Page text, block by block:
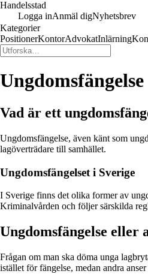
Handelsstad
Logga inAnmäl digNyhetsbrev
Kategorier
PositionerKontorAdvokatInlärning
Vad är ett
Ungdomsfängelse, även känt som
lagöverträdare till samhället.
Ungdomsfängelset i Sverige
I Sverige finns det olika former av
Kriminalvården och följer särskilda
Ungdomsfängelse eller
Frågan om man ska döma unga
istället för fängelse, medan andra